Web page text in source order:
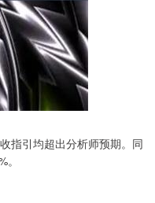
指引均超出分析师预期。同
-6.85